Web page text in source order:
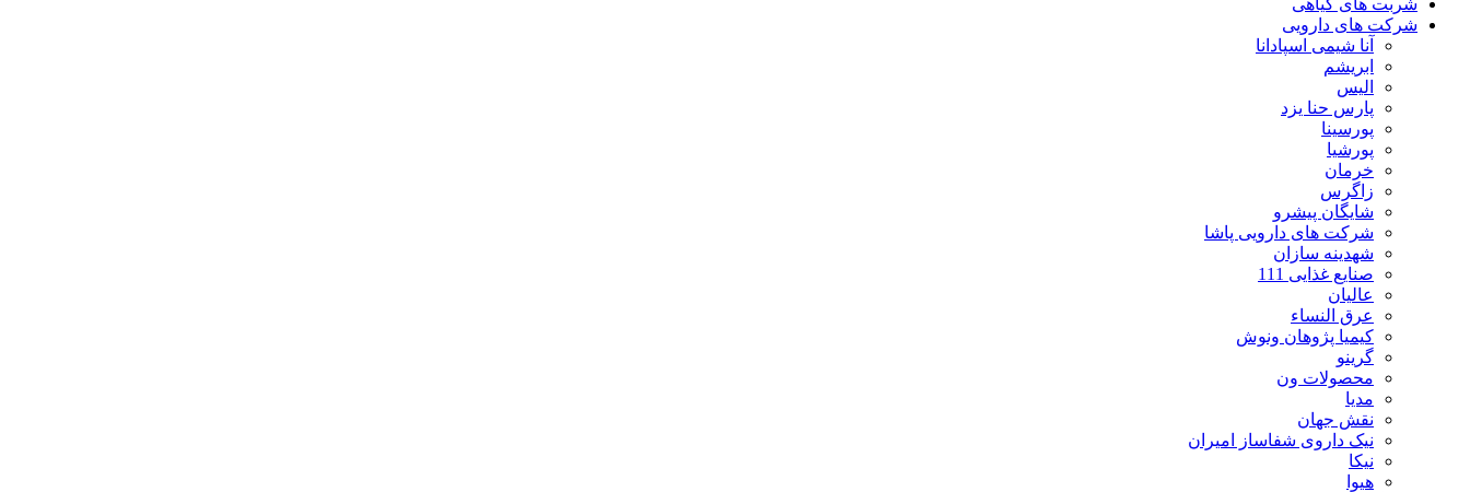
شربت های گیاهی
شرکت های دارویی
آنا شیمی اسپادانا
ابریشم
الیس
پارس حنا یزد
پورسینا
پورشیا
خرمان
زاگرس
شایگان پیشرو
شرکت های دارویی پاشا
شهدینه سازان
صنایع غذایی 111
عالیان
عرق النساء
کیمیا پژوهان ونوش
گرینو
محصولات ون
مدیا
نقش جهان
نیک داروی شفاساز امیران
نیکا
هیوا